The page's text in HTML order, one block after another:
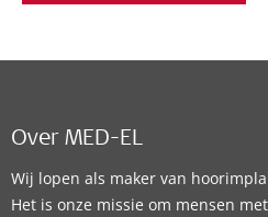
Over MED-EL
Wij lopen als maker van
Het is onze missie om mensen